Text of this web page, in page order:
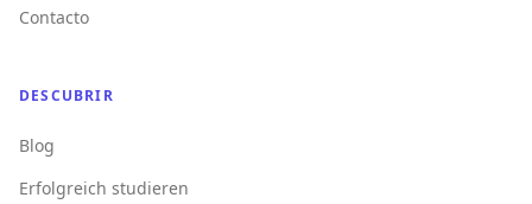
Contacto
DESCUBRIR
Blog
Erfolgreich studieren